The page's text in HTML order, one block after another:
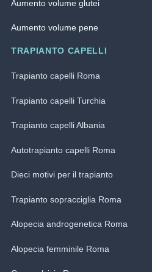
Aumento volume glutei
Aumento volume pene
TRAPIANTO CAPELLI
Trapianto capelli Roma
Trapianto capelli Turchia
Trapianto capelli Albania
Autotrapianto capelli Roma
Dieci motivi per il trapianto
Trapianto sopracciglia Roma
Alopecia androgenetica Roma
Alopecia femminile Roma